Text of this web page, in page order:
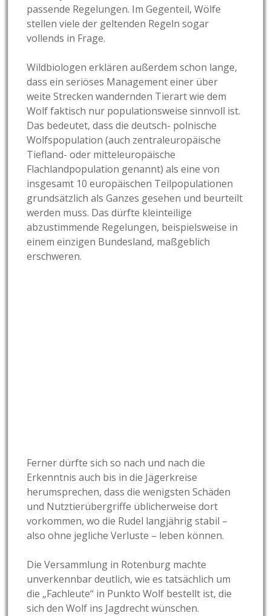
passende Regelungen. Im Gegenteil, Wölfe
stellen viele der geltenden Regeln sogar
vollends in Frage.
Wildbiologen erklären außerdem schon lange,
dass ein seriöses Management einer über
weite Strecken wandernden Tierart wie dem
Wolf faktisch nur populationsweise sinnvoll ist.
Das bedeutet, dass die deutsch- polnische
Wolfspopulation (auch zentraleuropäische
Tiefland- oder mitteleuropäische
Flachlandpopulation genannt) als eine von
insgesamt 10 europäischen Teilpopulationen
grundsätzlich als Ganzes gesehen und beurteilt
werden muss. Das dürfte kleinteilige
abzustimmende Regelungen, beispielsweise in
einem einzigen Bundesland, maßgeblich
erschweren.
Ferner dürfte sich so nach und nach die
Erkenntnis auch bis in die Jägerkreise
herumsprechen, dass die wenigsten Schäden
und Nutztierübergriffe üblicherweise dort
vorkommen, wo die Rudel langjährig stabil –
also ohne jegliche Verluste – leben können.
Die Versammlung in Rotenburg machte
unverkennbar deutlich, wie es tatsächlich um
die „Fachleute“ in Punkto Wolf bestellt ist, die
sich den Wolf ins Jagdrecht wünschen.